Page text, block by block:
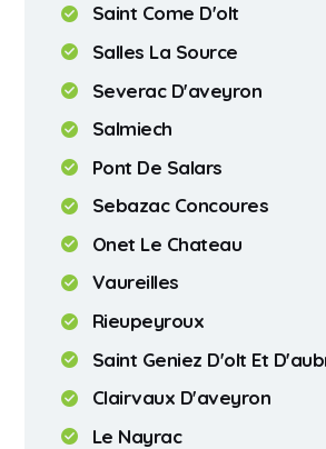
Saint Come D'olt
Salles La Source
Severac D'aveyron
Salmiech
Pont De Salars
Sebazac Concoures
Onet Le Chateau
Vaureilles
Rieupeyroux
Saint Geniez D'olt Et
Clairvaux D'aveyron
Le Nayrac